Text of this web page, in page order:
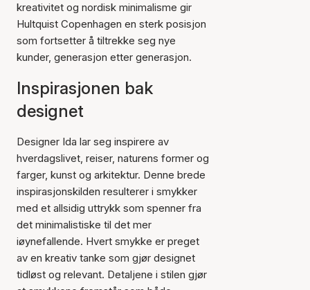
kreativitet og nordisk minimalisme gir
Hultquist Copenhagen en sterk posisjon
som fortsetter å tiltrekke seg nye
kunder, generasjon etter generasjon.
Inspirasjonen bak
designet
Designer Ida lar seg inspirere av
hverdagslivet, reiser, naturens former og
farger, kunst og arkitektur. Denne brede
inspirasjonskilden resulterer i smykker
med et allsidig uttrykk som spenner fra
det minimalistiske til det mer
iøynefallende. Hvert smykke er preget
av en kreativ tanke som gjør designet
tidløst og relevant. Detaljene i stilen gjør